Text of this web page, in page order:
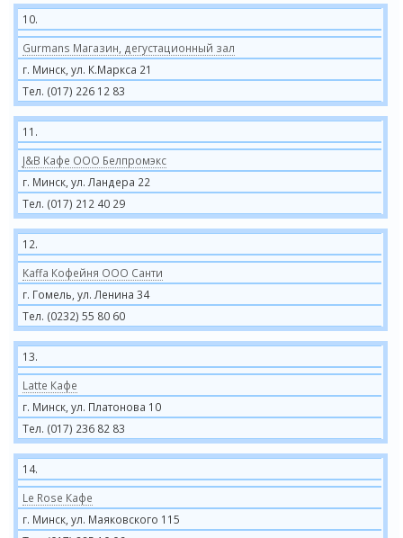
10.
Gurmans Магазин, дегустационный зал
г. Минск, ул. К.Маркса 21
Тел. (017) 226 12 83
11.
J&B Кафе ООО Белпромэкс
г. Минск, ул. Ландера 22
Тел. (017) 212 40 29
12.
Kaffa Кофейня ООО Санти
г. Гомель, ул. Ленина 34
Тел. (0232) 55 80 60
13.
Latte Кафе
г. Минск, ул. Платонова 10
Тел. (017) 236 82 83
14.
Le Rose Кафе
г. Минск, ул. Маяковского 115